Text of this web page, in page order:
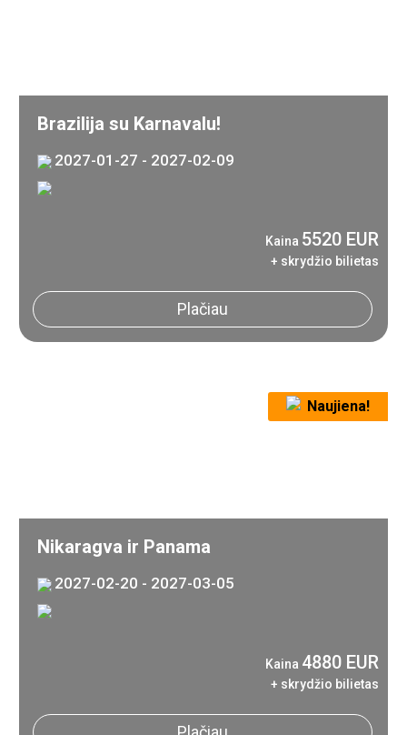
Brazilija su Karnavalu!
2027-01-27 - 2027-02-09
Kaina 5520 EUR
+ skrydžio bilietas
Plačiau
Naujiena!
Nikaragva ir Panama
2027-02-20 - 2027-03-05
Kaina 4880 EUR
+ skrydžio bilietas